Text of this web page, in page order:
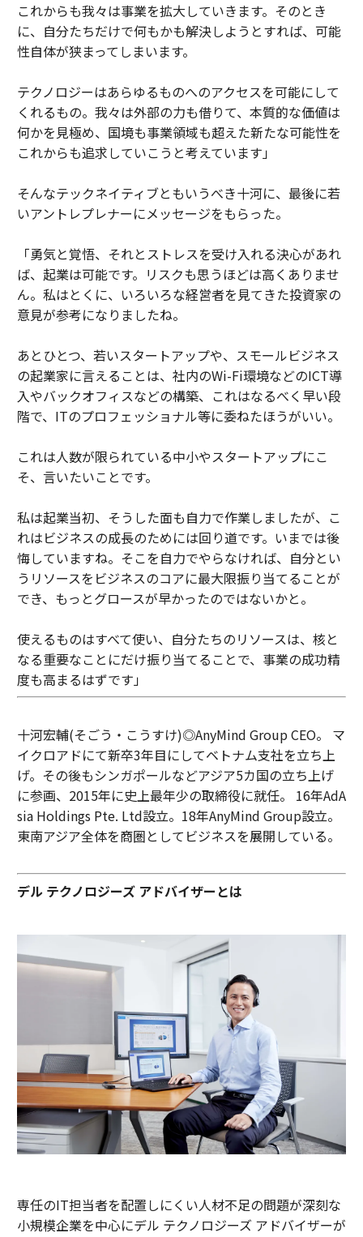
これからも我々は事業を拡大していきます。そのとき
に、自分たちだけで何もかも解決しようとすれば、可能
性自体が狭まってしまいます。
テクノロジーはあらゆるものへのアクセスを可能にして
くれるもの。我々は外部の力も借りて、本質的な価値は
何かを見極め、国境も事業領域も超えた新たな可能性を
これからも追求していこうと考えています」
そんなテックネイティブともいうべき十河に、最後に若
いアントレプレナーにメッセージをもらった。
「勇気と覚悟、それとストレスを受け入れる決心があれ
ば、起業は可能です。リスクも思うほどは高くありませ
ん。私はとくに、いろいろな経営者を見てきた投資家の
意見が参考になりましたね。
あとひとつ、若いスタートアップや、スモールビジネス
の起業家に言えることは、社内のWi-Fi環境などのICT導
入やバックオフィスなどの構築、これはなるべく早い段
階で、ITのプロフェッショナル等に委ねたほうがいい。
これは人数が限られている中小やスタートアップにこ
そ、言いたいことです。
私は起業当初、そうした面も自力で作業しましたが、こ
れはビジネスの成長のためには回り道です。いまでは後
悔していますね。そこを自力でやらなければ、自分とい
うリソースをビジネスのコアに最大限振り当てることが
でき、もっとグロースが早かったのではないかと。
使えるものはすべて使い、自分たちのリソースは、核と
なる重要なことにだけ振り当てることで、事業の成功精
度も高まるはずです」
十河宏輔(そごう・こうすけ)◎AnyMind Group CEO。 マ
イクロアドにて新卒3年目にしてベトナム支社を立ち上
げ。その後もシンガポールなどアジア5カ国の立ち上げ
に参画、2015年に史上最年少の取締役に就任。 16年AdA
sia Holdings Pte. Ltd設立。18年AnyMind Group設立。
東南アジア全体を商圏としてビジネスを展開している。
デル テクノロジーズ アドバイザーとは
専任のIT担当者を配置しにくい人材不足の問題が深刻な
小規模企業を中心にデル テクノロジーズ アドバイザーが